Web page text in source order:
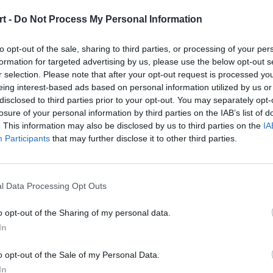
- Do Not Process My Personal Information
opt-out of the sale, sharing to third parties, or processing of your
for targeted advertising by us, please use the below opt-out
selection. Please note that after your opt-out request is processed
interest-based ads based on personal information utilized by us
to third parties prior to your opt-out. You may separately
of your personal information by third parties on the IAB’s list of
This information may also be disclosed by us to third parties on the
Participants that may further disclose it to other third parties.
Data Processing Opt Outs
opt-out of the Sharing of my personal data.
opt-out of the Sale of my Personal Data.
of Legends twierdziła, że to SKT T1 wyjdzie z niego
bezbłędnym stylu.
0:1 SK
Khan
Aatrox
Clid